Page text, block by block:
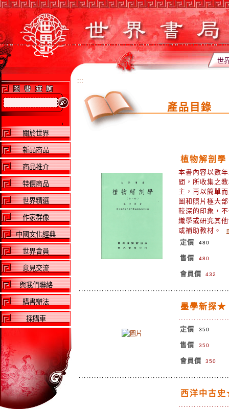
世
關於世界
新品商品
商品推介
特價商品
世界精選
作家群像
中國文化經典
世界會員
意見交流
與我們聯絡
購書辦法
採購車
:::
產品目錄
植物解剖學
本書內容以數
間，所收集之
主，再以簡單
圖和照片極大
較深的印象，
織學或研究其
或補助教材。
定價 480
售價 480
會員價 432
墨學新探★
定價
350
售價 350
會員價 350
西洋中古